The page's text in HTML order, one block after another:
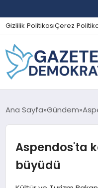
Gizlilik PolitikasıÇerez
GÜNDEM
EKONOMI
Ana Sayfa Gündem
Aspendos'ta
büyüdü